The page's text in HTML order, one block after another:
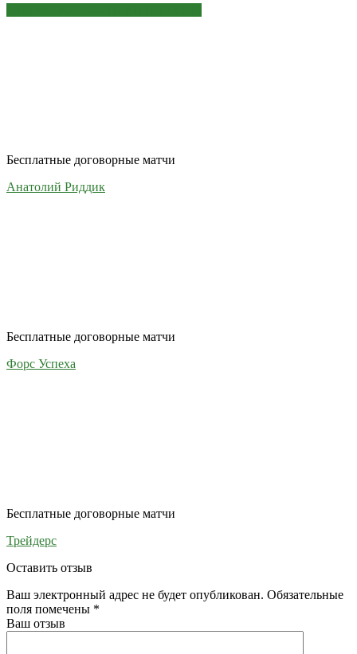
Бесплатные договорные матчи
Анатолий Риддик
Бесплатные договорные матчи
Форс Успеха
Бесплатные договорные матчи
Трейдерс
Оставить отзыв
Ваш электронный адрес не будет опубликован. Обязательные
поля помечены *
Ваш отзыв